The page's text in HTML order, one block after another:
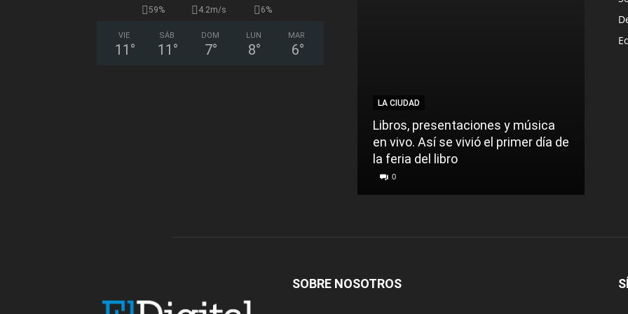
59% 4.2m/s 6%
VIE
11 °
SÁB
11 °
DOM
7°
LUN
8°
MAR
6°
LA CIUDAD
Libros, presentaciones y música
en vivo. Así se vivió el primer día de
la feria del libro
0
SOBRE NOSOTROS